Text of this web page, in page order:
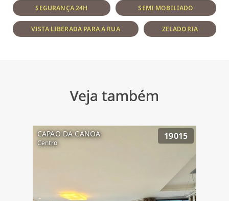
SEGURANÇA 24H SEMI MOBILIADO
VISTA LIBERADA PARA A RUA ZELADORIA
Veja também
CAPAO DA CANOA
Centro
19015